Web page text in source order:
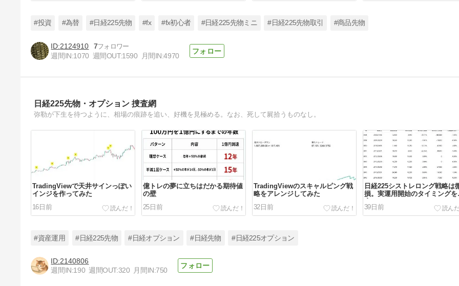
た！でも生成AIがあれば全く影響
#投資 #為替 #日経225先物 #fx #fx初心者 #日経225先物ミニ #日経225先物取引 #商品先物
2124910
7
週間IN:1070 週間OUT:1590 月間IN:4970
日経225先物・オプション 捜査網
弥勒が下生を待つように、相場の痕跡を追い、好機を見極める。なお、死して屍拾うものなし。
TradingViewで天井サインっぽい
インジを作ってみた
16日前
億トレの夢に立ちはだかる期待値
の壁
25日前
TradingViewのスキャルピング戦
略をアレンジしてみた
32日前
日経225シストレロング戦略は
損。実運用開始のタイミングを
39日前
#資産運用 #日経225先物 #日経オプション #日経先物 #日経225オプション
2140806
週間IN:190 週間OUT:320 月間IN:750